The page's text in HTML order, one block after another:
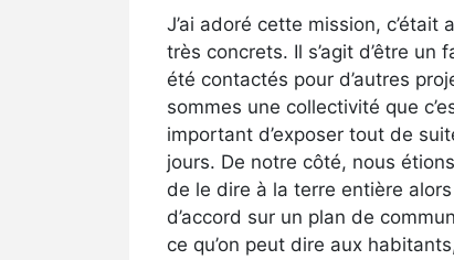
J’ai adoré cette mission,
très concrets. Il s’agit d’être
été contactés pour d’autres
sommes une collectivité que
important d’exposer tout de
jours. De notre côté, nous
de le dire à la terre entière
d’accord sur un plan de
ce qu’on peut dire aux